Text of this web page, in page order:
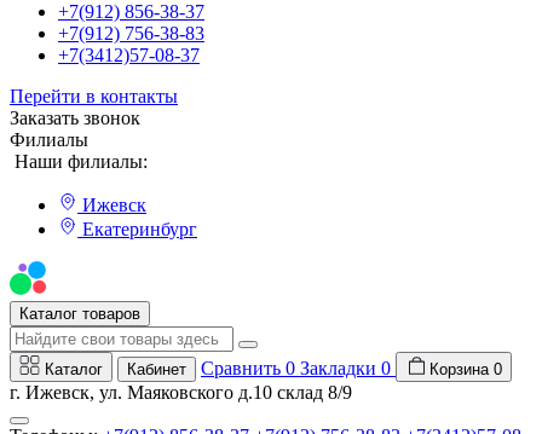
+7(912) 856-38-37
+7(912) 756-38-83
+7(3412)57-08-37
Перейти в контакты
Заказать звонок
Филиалы
Наши филиалы:
Ижевск
Екатеринбург
Каталог товаров
Каталог Кабинет Сравнить 0 Закладки 0 Корзина 0
г. Ижевск, ул. Маяковского д.10 склад 8/9